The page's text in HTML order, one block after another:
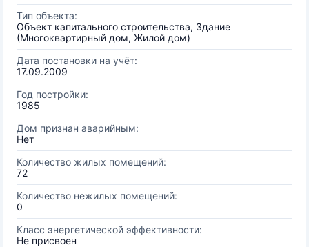
Тип объекта:
Объект капитального строительства, Здание
(Многоквартирный дом, Жилой дом)
Дата постановки на учёт:
17.09.2009
Год постройки:
1985
Дом признан аварийным:
Нет
Количество жилых помещений:
72
Количество нежилых помещений:
0
Класс энергетической эффективности:
Не присвоен